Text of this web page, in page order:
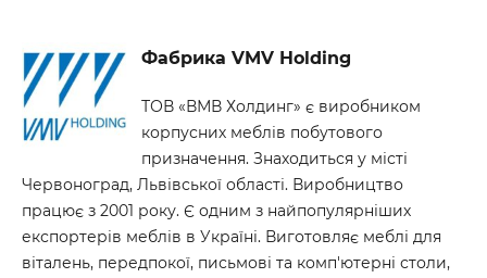
Фабрика VMV Holding
ТОВ «ВМВ Холдинг» є виробником
корпусних меблів побутового
призначення. Знаходиться у місті
Червоноград, Львівської області. Виробництво
працює з 2001 року. Є одним з найпопулярніших
експортерів меблів в Україні. Виготовляє меблі для
віталень, передпокої, письмові та комп'ютерні столи,